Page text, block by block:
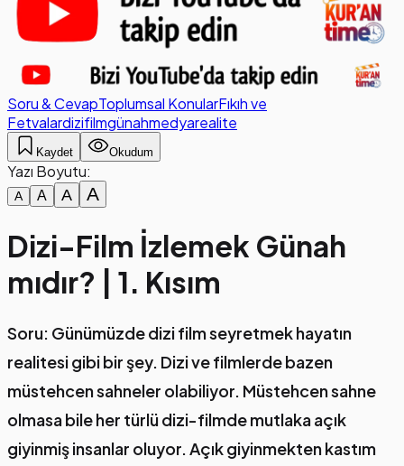
Soru & CevapToplumsal KonularFıkıh ve
Fetvalardizifilmgünahmedyarealite
Kaydet Okudum
Yazı Boyutu:
A A A A
Dizi-Film İzlemek Günah
mıdır? | 1. Kısım
Soru: Günümüzde dizi film seyretmek hayatın
realitesi gibi bir şey. Dizi ve filmlerde bazen
müstehcen sahneler olabiliyor. Müstehcen sahne
olmasa bile her türlü dizi-filmde mutlaka açık
giyinmiş insanlar oluyor. Açık giyinmekten kastım